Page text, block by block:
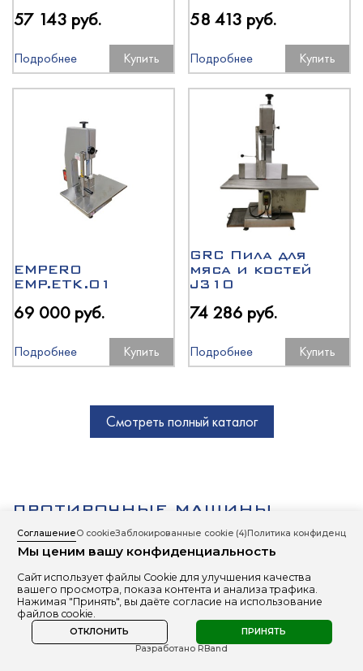
СоглашениеО cookieЗаблокированные cookie (4) Политика
Мы ценим вашу конфиденциальность
Сайт использует файлы Cookie для улучшения качества
вашего просмотра, показа контента и анализа трафика.
Нажимая "Принять", вы даёте согласие на использование
файлов cookie.
ПРИНЯТЬ
ОТКЛОНИТЬ
Разработано RBand
57 143 руб.
Подробнее Купить
58 413 руб.
Подробнее Купить
EMPERO
EMP.ETK.01
69 000 руб.
Подробнее Купить
GRC Пила для
мяса и костей
J310
74 286 руб.
Подробнее Купить
Смотреть полный каталог
ПРОТИРОЧНЫЕ МАШИНЫ